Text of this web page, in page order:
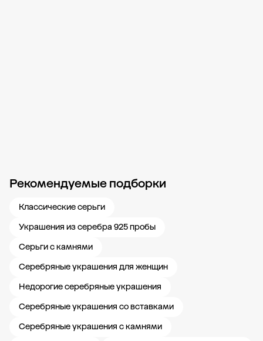
Рекомендуемые подборки
Классические серьги
Украшения из серебра 925 пробы
Серьги с камнями
Серебряные украшения для женщин
Недорогие серебряные украшения
Серебряные украшения со вставками
Серебряные украшения с камнями
Новости компании Журнал ЗОЛОТОЙ Блог